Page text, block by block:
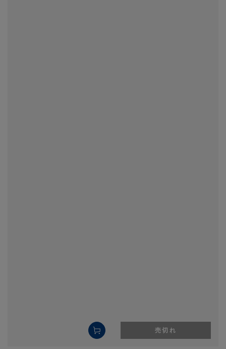
売切れ